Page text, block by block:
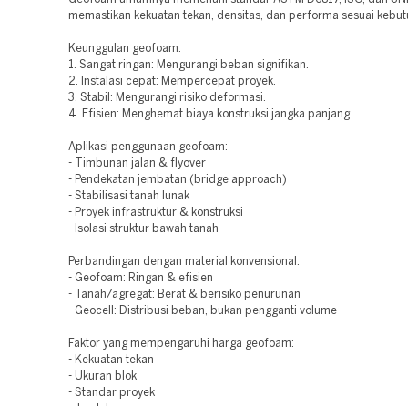
memastikan kekuatan tekan, densitas, dan performa sesuai
Keunggulan geofoam:
1. Sangat ringan: Mengurangi beban signifikan.
2. Instalasi cepat: Mempercepat proyek.
3. Stabil: Mengurangi risiko deformasi.
4. Efisien: Menghemat biaya konstruksi jangka panjang.
Aplikasi penggunaan geofoam:
- Timbunan jalan & flyover
- Pendekatan jembatan (bridge approach)
- Stabilisasi tanah lunak
- Proyek infrastruktur & konstruksi
- Isolasi struktur bawah tanah
Perbandingan dengan material konvensional:
- Geofoam: Ringan & efisien
- Tanah/agregat: Berat & berisiko penurunan
- Geocell: Distribusi beban, bukan pengganti volume
Faktor yang mempengaruhi harga geofoam:
- Kekuatan tekan
- Ukuran blok
- Standar proyek